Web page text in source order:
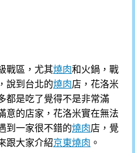
戰區，尤其燒肉和火鍋，戰
說到台北的燒肉店，花洛米
都是吃了覺得不是非常滿
意的店家，花洛米實在無法
到一家很不錯的燒肉店，覺
跟大家介紹京東燒肉 。